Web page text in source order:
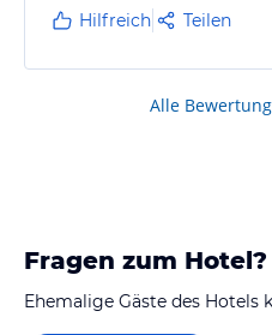
Nachmittagsjause auf die
Sonnenschirmen und
waren wie gewohnt
Hilfreich Teilen
Alle
Fragen zum Hotel?
Ehemalige Gäste des Hotels